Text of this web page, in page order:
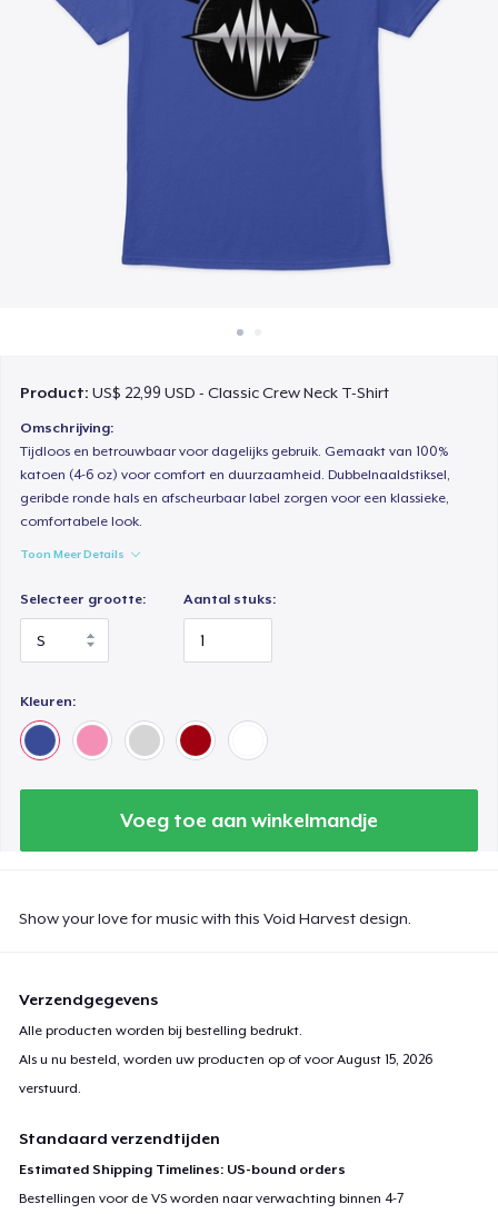
Verkoop overal
Verkoop alles
Product:US$ 22,99 USD - Classic Crew Neck T-Shirt
Omschrijving:
Tijdloos en betrouwbaar voor dagelijks gebruik. Gemaakt van 100%
katoen (4-6 oz) voor comfort en duurzaamheid. Dubbelnaaldstiksel,
geribde ronde hals en afscheurbaar label zorgen voor een klassieke,
comfortabele look.
Toon Meer Details
Selecteer grootte: Aantal stuks:
Kleuren:
Voeg toe aan winkelmandje
Show your love for music with this Void Harvest design.
Verzendgegevens
Alle producten worden bij bestelling bedrukt.
Als u nu besteld, worden uw producten op of voorAugust 15, 2026
verstuurd.
Standaard verzendtijden
Estimated Shipping Timelines: US-bound orders
Bestellingen voor de VS worden naar verwachting binnen 4-7